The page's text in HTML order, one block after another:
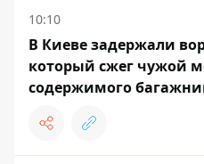
10:10
В Киеве задержали
который сжег чужой
содержимого